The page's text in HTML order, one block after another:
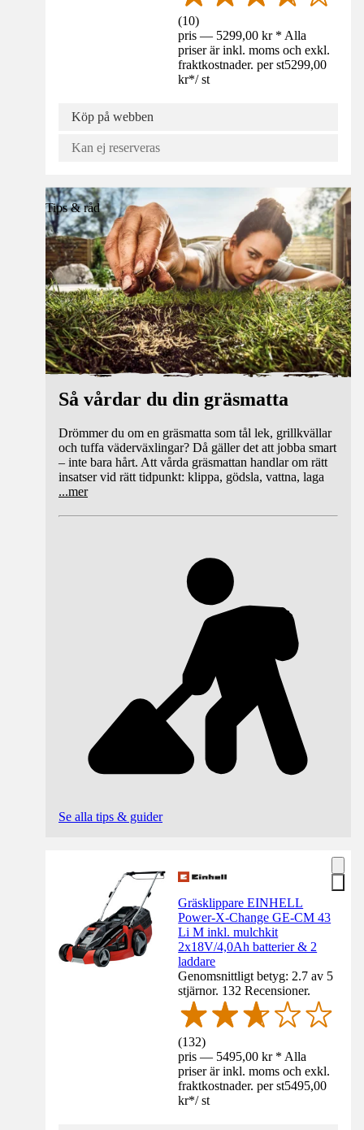
(10)
pris — 5299,00 kr * Alla
priser är inkl. moms och exkl.
fraktkostnader. per st5299,00
kr*/ st
Köp på webben
Kan ej reserveras
Tips & råd
Så vårdar du din gräsmatta
Drömmer du om en gräsmatta som tål lek, grillkvällar
och tuffa väderväxlingar? Då gäller det att jobba smart
– inte bara hårt. Att vårda gräsmattan handlar om rätt
insatser vid rätt tidpunkt: klippa, gödsla, vattna, laga
...mer
Se alla tips & guider
Gräsklippare EINHELL
Power-X-Change GE-CM 43
Li M inkl. mulchkit
2x18V/4,0Ah batterier & 2
laddare
Genomsnittligt betyg: 2.7 av 5
stjärnor. 132 Recensioner.
(132)
pris — 5495,00 kr * Alla
priser är inkl. moms och exkl.
fraktkostnader. per st5495,00
kr*/ st